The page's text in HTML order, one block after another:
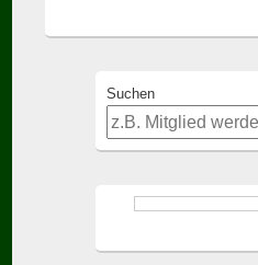
Sidebar
Widget
Area
Suchen